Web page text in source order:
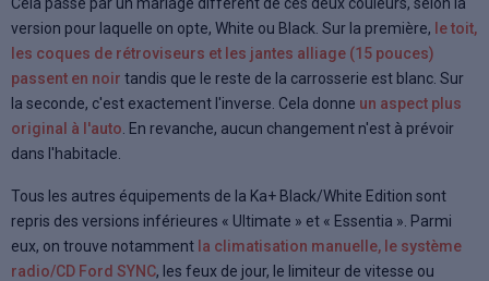
version pour laquelle on opte, White ou Black. Sur la première, le toit,
les coques de rétroviseurs et les jantes alliage (15 pouces)
passent en noir tandis que le reste de la carrosserie est blanc. Sur
la seconde, c'est exactement l'inverse. Cela donne un aspect plus
original à l'auto . En revanche, aucun changement n'est à prévoir
dans l'habitacle.
Tous les autres équipements de la Ka+ Black/White Edition sont
repris des versions inférieures « Ultimate » et « Essentia ». Parmi
eux, on trouve notamment la climatisation manuelle, le système
radio/CD Ford SYNC, les feux de jour, le limiteur de vitesse ou